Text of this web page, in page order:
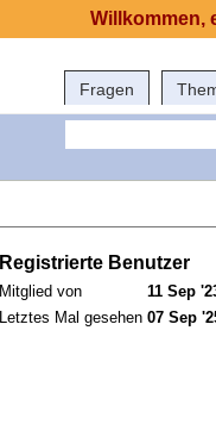
Fragen
Registrierte Benutzer
Mitglied von
11 Sep
Letztes Mal gesehen 07 Sep
Willkommen,